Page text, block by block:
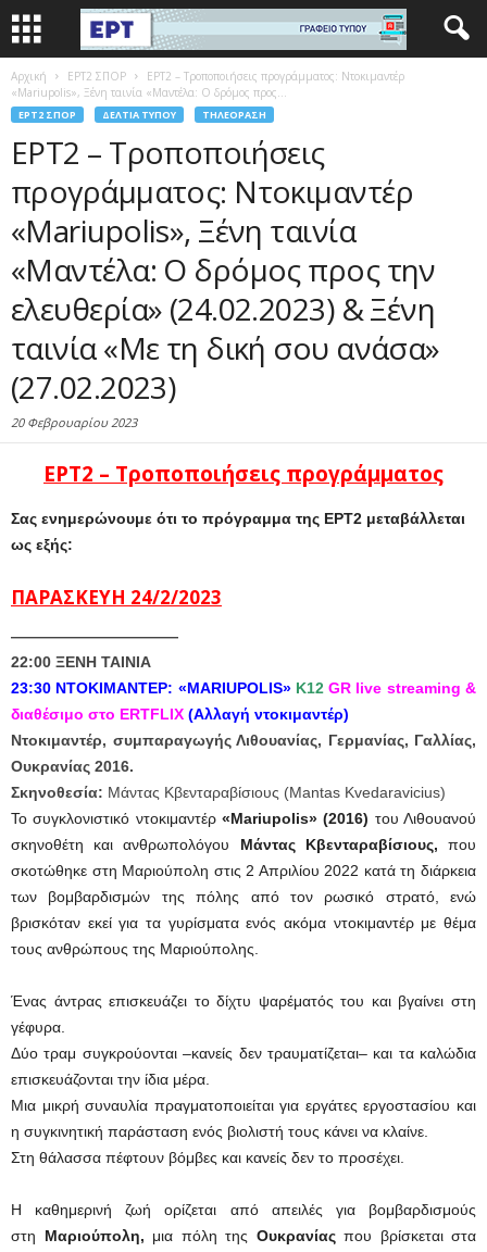
Αρχική EΡΤ2 ΣΠΟΡ
ΕΡΤ2 – Τροποποιήσεις προγράμματος: Ντοκιμαντέρ
«Mariupolis», Ξένη ταινία «Μαντέλα: Ο δρόμος προς...
EΡΤ2 ΣΠΟΡ ΔΕΛΤΊΑ ΤΎΠΟΥ ΤΗΛΕΌΡΑΣΗ
ΕΡΤ2 – Τροποποιήσεις
προγράμματος: Ντοκιμαντέρ
«Mariupolis», Ξένη ταινία
«Μαντέλα: Ο δρόμος προς την
ελευθερία» (24.02.2023) & Ξένη
ταινία «Με τη δική σου ανάσα»
(27.02.2023)
20 Φεβρουαρίου 2023
ΕΡΤ2 – Τροποποιήσεις προγράμματος
Σας ενημερώνουμε ότι το πρόγραμμα της ΕΡΤ2 μεταβάλλεται
ως εξής:
ΠΑΡΑΣΚΕΥΗ 24/2/2023
———————————
22:00 ΞΕΝΗ ΤΑΙΝΙΑ
23:30 ΝΤΟΚΙΜΑΝΤΕΡ: «MARIUPOLIS» Κ12 GR live streaming &
διαθέσιμο στο ERTFLIX (Αλλαγή ντοκιμαντέρ)
Ντοκιμαντέρ, συμπαραγωγής Λιθουανίας, Γερμανίας, Γαλλίας,
Ουκρανίας 2016.
Σκηνοθεσία: Μάντας Κβενταραβίσιους (Mantas Kvedaravicius)
Το συγκλονιστικό ντοκιμαντέρ «Mariupolis» (2016) του Λιθουανoύ
σκηνοθέτη και ανθρωπολόγου Μάντας Κβενταραβίσιους, που
σκοτώθηκε στη Μαριούπολη στις 2 Απριλίου 2022 κατά τη διάρκεια
των βομβαρδισμών της πόλης από τον ρωσικό στρατό, ενώ
βρισκόταν εκεί για τα γυρίσματα ενός ακόμα ντοκιμαντέρ με θέμα
τους ανθρώπους της Μαριούπολης.
Ένας άντρας επισκευάζει το δίχτυ ψαρέματός του και βγαίνει στη
γέφυρα.
Δύο τραμ συγκρούονται –κανείς δεν τραυματίζεται– και τα καλώδια
επισκευάζονται την ίδια μέρα.
Μια μικρή συναυλία πραγματοποιείται για εργάτες εργοστασίου και
η συγκινητική παράσταση ενός βιολιστή τους κάνει να κλαίνε.
Στη θάλασσα πέφτουν βόμβες και κανείς δεν το προσέχει.
Η καθημερινή ζωή ορίζεται από απειλές για βομβαρδισμούς
στη Μαριούπολη, μια πόλη της Ουκρανίαςπου βρίσκεται στα